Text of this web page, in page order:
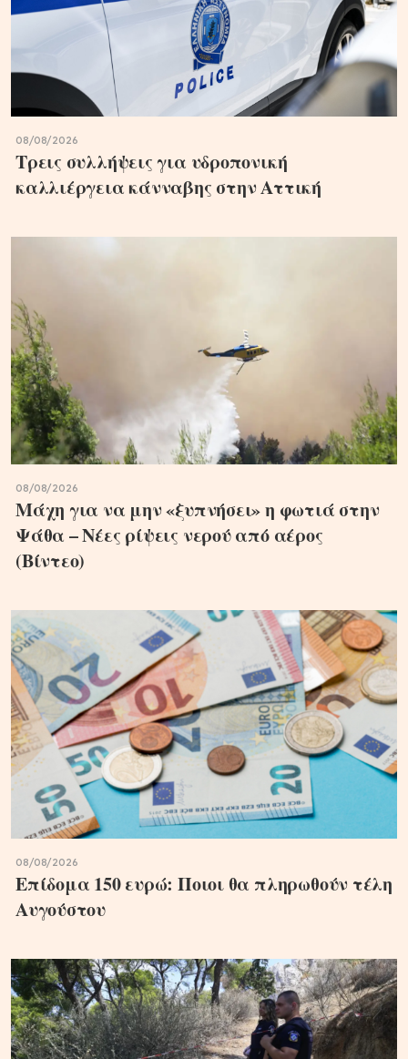
08/08/2026
Τρεις συλλήψεις για υδροπονική
καλλιέργεια κάνναβης στην Αττική
08/08/2026
Μάχη για να μην «ξυπνήσει» η φωτιά στην
Ψάθα – Νέες ρίψεις νερού από αέρος
(Βίντεο)
08/08/2026
Επίδομα 150 ευρώ: Ποιοι θα πληρωθούν τέλη
Αυγούστου